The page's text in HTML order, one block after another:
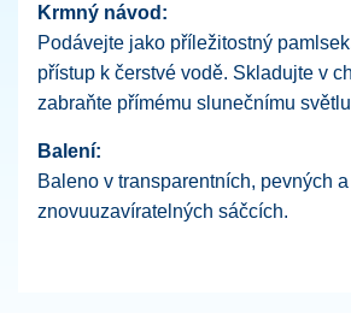
Krmný návod:
Podávejte jako příležitostný
přístup k čerstvé vodě. Skladujte v
zabraňte přímému slunečnímu
Balení:
Baleno v transparentních, pevných a
znovuuzavíratelných sáčcích.